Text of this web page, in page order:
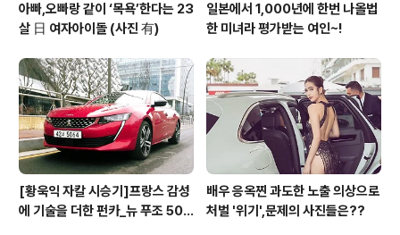
아빠,오빠랑 같이 ‘목욕’한다는 23
살 日 여자아이돌 (사진 有)
일본에서 1,000년에 한번 나올법
한 미녀라 평가받는 여인~!
[황욱익 자칼 시승기]프랑스 감성
에 기술을 더한 펀카_뉴 푸조 508
배우 응옥찐 과도한 노출 의상으로
처벌 '위기',문제의 사진들은??